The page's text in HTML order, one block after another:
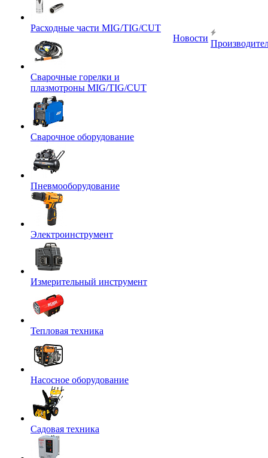
Расходные части MIG/TIG/CUT
Сварочные горелки и
плазмотроны MIG/TIG/CUT
Сварочное оборудование
Пневмооборудование
Электроинструмент
Измерительный инструмент
Тепловая техника
Насосное оборудование
Садовая техника
Новости